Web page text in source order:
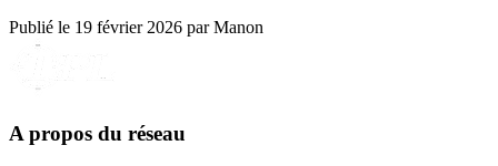
Publié le 19 février 2026 par Manon
A propos du réseau